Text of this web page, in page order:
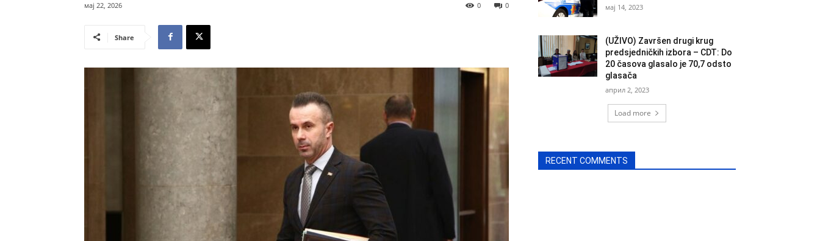
мај 22, 2026 0
0
Share
мај 14, 2023
(UŽIVO) Završen drugi krug
predsjedničkih izbora – CDT: Do
20 časova glasalo je 70,7 odsto
glasača
април 2, 2023
Load more
RECENT COMMENTS